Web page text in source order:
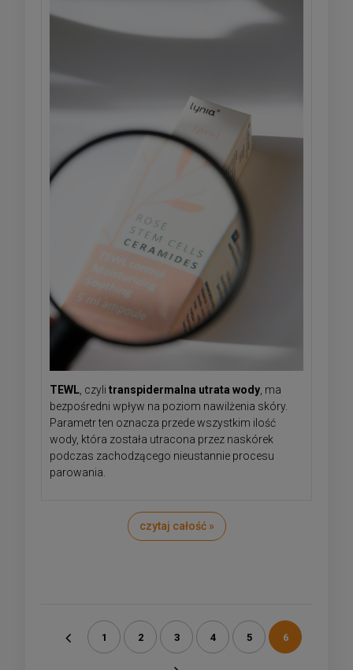
TEWL , czyli transpidermalna utrata wody , ma
bezpośredni wpływ na poziom nawilżenia skóry.
Parametr ten oznacza przede wszystkim ilość
wody, która została utracona przez naskórek
podczas zachodzącego nieustannie procesu
parowania.
czytaj całość »
1 2 3 4 5 6